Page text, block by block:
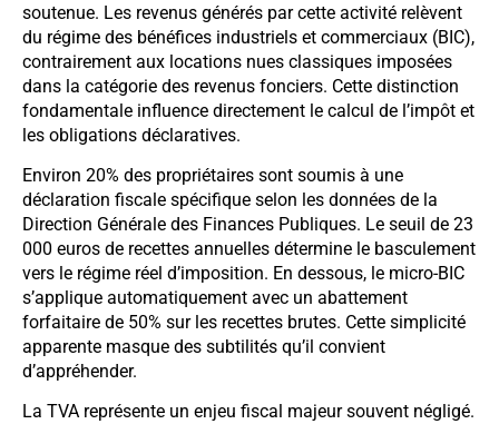
soutenue. Les revenus générés par cette activité relèvent
du régime des bénéfices industriels et commerciaux (BIC),
contrairement aux locations nues classiques imposées
dans la catégorie des revenus fonciers. Cette distinction
fondamentale influence directement le calcul de l’impôt et
les obligations déclaratives.
Environ 20% des propriétaires sont soumis à une
déclaration fiscale spécifique selon les données de la
Direction Générale des Finances Publiques. Le seuil de 23
000 euros de recettes annuelles détermine le basculement
vers le régime réel d’imposition. En dessous, le micro-BIC
s’applique automatiquement avec un abattement
forfaitaire de 50% sur les recettes brutes. Cette simplicité
apparente masque des subtilités qu’il convient
d’appréhender.
La TVA représente un enjeu fiscal majeur souvent négligé.